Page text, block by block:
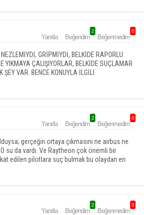
Yanıtla Beğendim
2
Beğenmedim
0
GRİPMİYDİ, BELKİDE RAPORLU
YIKMAYA ÇALIŞIYORLAR, BELKİDE SUÇLAMAR
VAR. BENCE KONUYLA İLGİLİ
Yanıtla Beğendim
2
Beğenmedim
0
gerçeğin ortaya çıkmasını ne airbus ne
su da vardı. Ve Raytheon çok önemli bir
edilen pilotlara suç bulmak bu olaydan en
Yanıtla Beğendim
2
Beğenmedim
0